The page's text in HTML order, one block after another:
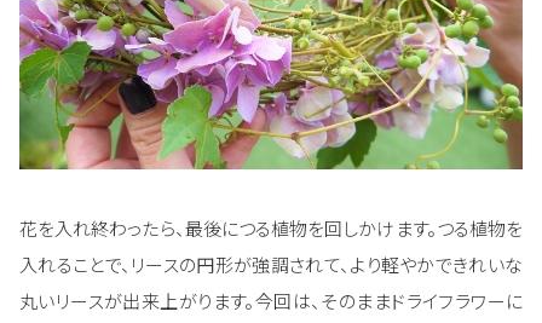
花を入れ終わったら、最後につる植物を回しかけます。つる植物を
入れることで、リースの円形が強調されて、より軽やかできれいな
丸いリースが出来上がります。今回は、そのままドライフラワーに